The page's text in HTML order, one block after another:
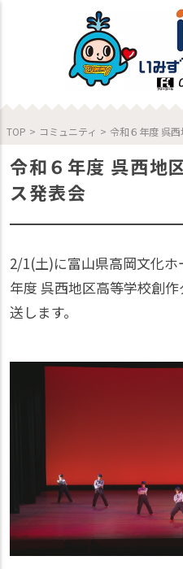
TOP > コミュニティ > 令和６年度 呉
令和６年度 呉西地
ス発表会
2/1(土)に富山県高岡文化
年度 呉西地区高等学校創
送します。